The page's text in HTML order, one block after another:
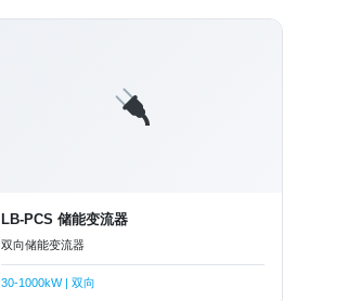
LB-PCS 储能变流器
双向储能变流器
30-1000kW | 双向